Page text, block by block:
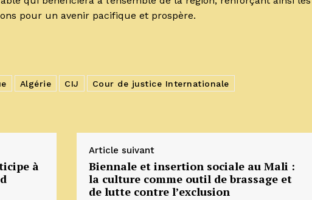
pour un avenir pacifique et prospère.
Algérie CIJ
Cour de justice Internationale
à
Article suivant
Biennale et insertion sociale au Mali :
la culture comme outil de brassage et
de lutte contre l’exclusion